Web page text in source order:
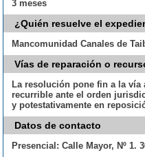
3 meses
¿Quién resuelve el
Mancomunidad Canales de
Vías de reparación o
La resolución pone fin a la
recurrible ante el orden
y potestativamente en
Datos de contacto
Presencial: Calle Mayor, Nº 1.